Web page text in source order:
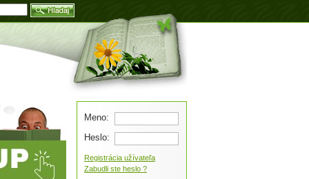
Meno:
Heslo:
Registrácia užívateľa
Zabudli ste heslo ?